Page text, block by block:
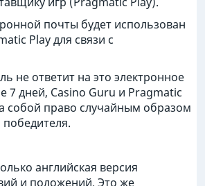
почты будет использован
Play для связи с
не ответит на это электронное
7 дней, Casino Guru и Pragmatic
собой право случайным образом
английская версия
и положений. Это же